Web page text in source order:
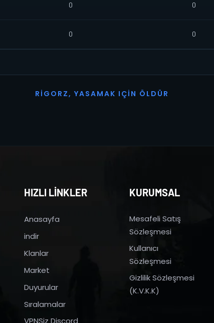
0 0
0 0
R I G O R Z, YASAMAK I ÇI N Ö L D Ü R
HIZLI LİNKLER
Anasayfa
indir
Klanlar
Market
Duyurular
Sıralamalar
VPNSiz Discord
KURUMSAL
Mesafeli Satış
Sözleşmesi
Kullanıcı
Sözleşmesi
Gizlilik Sözleşmesi
(K.V.K.K)